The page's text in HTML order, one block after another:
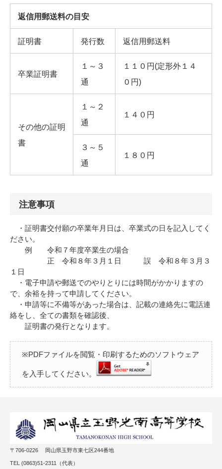
返信用郵送料の目安
証明書 発行数 返信用郵送料
卒業証明書
１～３
通
１１０円(定形外１４
０円)
その他の証明
書
１～２
通
１４０円
３～５
通
１８０円
注意事項
・証明書交付願の卒業年月日は、卒業式の日を記入してく
ださい。
例 令和７年度卒業生の場合
正 令和８年３月１日 誤 令和８年３月３
１日
・電子申請や郵送でのやりとりには時間がかかりますの
で、余裕を持って申請してください。
・申請等に不備等があった場合は、記載の連絡先に電話連
絡をし、全ての書類を確認後、
証明書の発行となります。
※PDFファイルを閲覧・印刷するためのソフトウェア
を入手してください。
〒706-0226 岡山県玉野市東七区244番地
TEL (0863)51-2311（代表）